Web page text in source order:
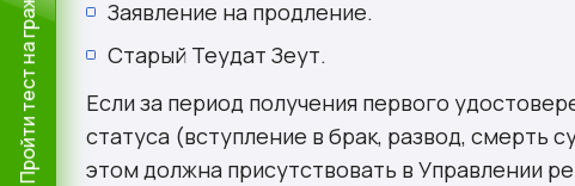
Заявление на продление.
Старый Теудат Зеут.
Если за период получения первого
статуса (вступление в брак, развод, смерть
этом должна присутствовать в Управлении